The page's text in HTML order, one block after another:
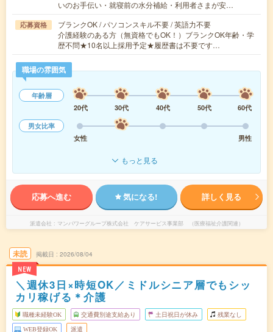
いのお手伝い・就寝前の水分補給・利用者さまが安…
応募資格
ブランクOK / パソコンスキル不要 / 英語力不要
介護経験のある方（無資格でもOK！）ブランクOK年齢・学
歴不問★10名以上採用予定★履歴書は不要です…
職場の雰囲気
年齢層
20代
30代 40代 50代
60代
男女比率
女性
男性
もっと見る
応募へ進む 気になる! 詳しく見る
派遣会社 マンパワーグループ株式会社 ケアサービス事業部 （医療福祉介護関連）
未読
NEW
掲載日 2026/08/04
＼週休3日×時短OK／ミドルシニア層でもシッ
カリ稼げる＊介護
職種未経験OK 交通費別途支給あり 土日祝日が休み 残業なし
WEB登録OK 派遣